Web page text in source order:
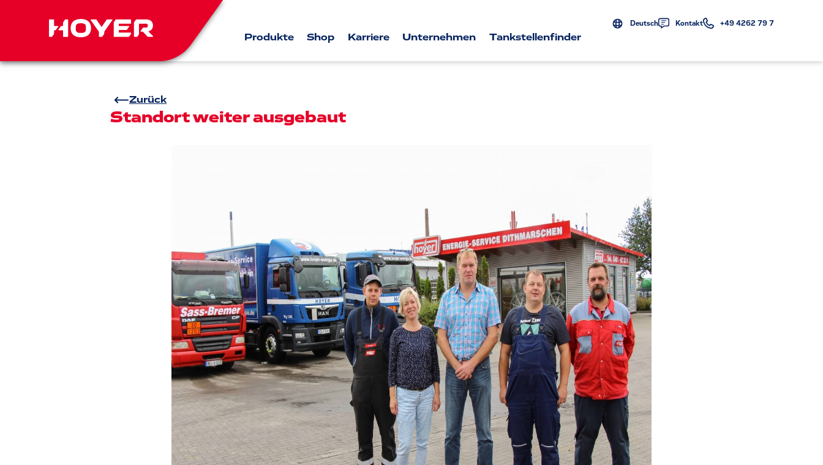
Deutsch Kontakt +49 4262 79 7
Produkte Shop Karriere Unternehmen Tankstellenfinder
Zurück
Standort weiter ausgebaut